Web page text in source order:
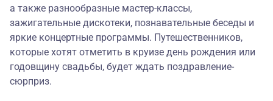
а также разнообразные мастер-классы,
зажигательные дискотеки, познавательные беседы и
яркие концертные программы. Путешественников,
которые хотят отметить в круизе день рождения или
годовщину свадьбы, будет ждать поздравление-
сюрприз.